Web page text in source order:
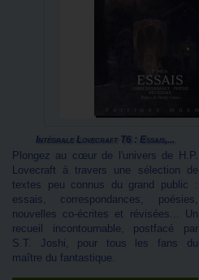
Intégrale Lovecraft T6 : Essais,...
Plongez au cœur de l'univers de H.P.
Lovecraft à travers une sélection de
textes peu connus du grand public :
essais, correspondances, poésies,
nouvelles co-écrites et révisées... Un
recueil incontournable, postfacé par
S.T. Joshi, pour tous les fans du
maître du fantastique.